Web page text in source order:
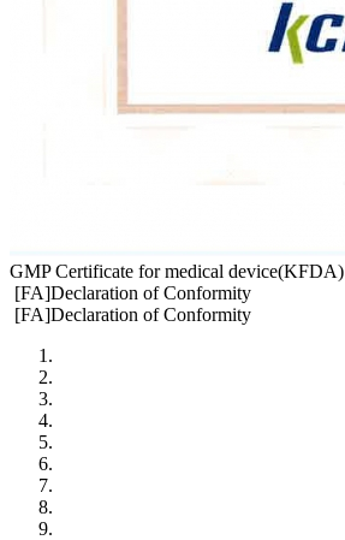
GMP Certificate for medical device(KFDA)
[FA]Declaration of Conformity
[FA]Declaration of Conformity